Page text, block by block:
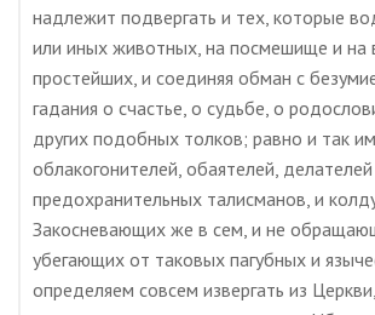
надлежит подвергать и тех, которые
или иных животных, на посмешище и на
простейших, и соединяя обман с
гадания о счастье, о судьбе, о
других подобных толков; равно и так
облакогонителей, обаятелей, делателей
предохранительных талисманов, и
Закосневающих же в сем, и не
убегающих от таковых пагубных и
определяем совсем извергать из